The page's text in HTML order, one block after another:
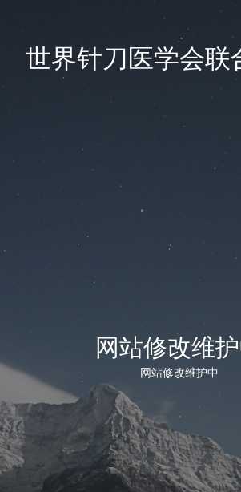
世界针刀医学会联
网站修改维
网站修改维护中